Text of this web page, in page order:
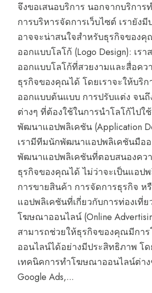
จึงขอเสนอบริการ นอกจากบริการ
การบริหารจัดการเว็บไซต์ เรายัง
อาจจะน่าสนใจสำหรับธุรกิจของคุ
ออกแบบโลโก้ (Logo Design): เรา
ออกแบบโลโก้ที่สวยงามและสื่อคว
ธุรกิจของคุณได้ โดยเราจะให้บริก
ออกแบบต้นแบบ การปรับแต่ง จนถึ
ต่างๆ ที่ต้องใช้ในการนำโลโก้ไปใ
พัฒนาแอปพลิเคชัน (Application
เรามีทีมนักพัฒนาแอปพลิเคชันมือ
พัฒนาแอปพลิเคชันที่ตอบสนองคว
ธุรกิจของคุณได้ ไม่ว่าจะเป็นแอป
การขายสินค้า การจัดการธุรกิจ ห
แอปพลิเคชันที่เกี่ยวกับการท่องเที่ย
โฆษณาออนไลน์ (Online
สามารถช่วยให้ธุรกิจของคุณมีกา
ออนไลน์ได้อย่างมีประสิทธิภาพ โด
เทคนิคการทำโฆษณาออนไลน์ต่าง
Google Ads,...